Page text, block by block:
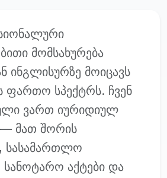
მომსახურება
ინგლისურზე მოიცავს
ფართო სპექტრს. ჩვენ
ვართ იურიდიულ
— მათ შორის
სასამართლო
სანოტარო აქტები და